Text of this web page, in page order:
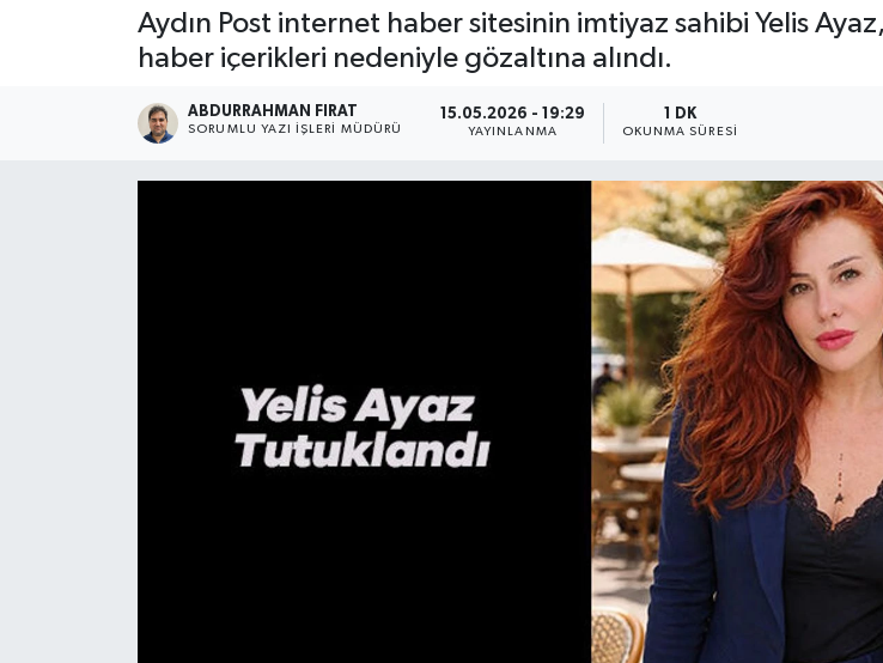
Aydın Post internet haber sitesinin imtiyaz sahibi Yelis
haber içerikleri nedeniyle gözaltına alındı.
ABDURRAHMAN FIRAT
SORUMLU YAZI İŞLERI MÜDÜRÜ
15.05.2026 - 19:29
YAYINLANMA
1 DK
OKUNMA SÜRESI
Son Dakika Haberleri
Haber Arşivi